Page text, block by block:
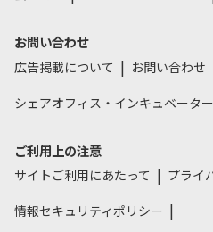
お問い合わせ
広告掲載について
お問い合わせ
シェアオフィス・インキュベータ
ご利用上の注意
サイトご利用にあたって
プライ
情報セキュリティポリシー